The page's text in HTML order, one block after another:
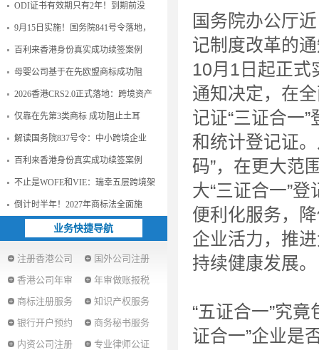
ODI证书有效期只有2年！到期前没
9月15日实施！国务院841号令落地，
百利来香港身份真实成功续签案例
母婴公司基于在先欧盟商标成功阻
2026香港CRS2.0正式落地：跨境资产
仅靠在先第3类商标 成功阻止土耳
解读国务院837号令：中小跨境企业
百利来香港身份真实成功续签案例
不止是WOFE和VIE：瑞幸五层跨境架
倒计时半年！2027年商标法全面施
业务快捷导航
注册香港公司
国外公司注册
香港公司年审
年审做账报税
商标注册服务
知识产权服务
银行开户预约
商务秘书服务
内资公司注册
专业律师公证
国务院办公厅
记制度改革的
10月1日起正式
通知决定，在
记证“三证合一
和统计登记证
码”，在更大范
大“三证合一”
便利化服务，
企业活力，推
持续健康发展。
“五证合一”究
证合一”企业是